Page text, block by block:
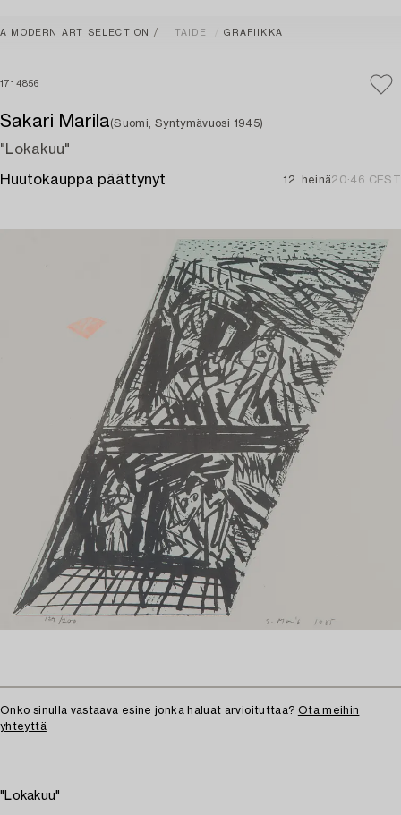
A MODERN ART SELECTION TAIDE GRAFIIKKA
1714856
Sakari Marila(Suomi, Syntymävuosi 1945)
"Lokakuu"
Huutokauppa päättynyt 12. heinä20:46 CEST
Onko sinulla vastaava esine jonka haluat arvioituttaa? Ota meihin
yhteyttä
"Lokakuu"